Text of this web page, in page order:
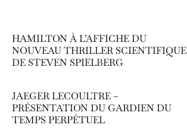
HAMILTON À L’AFFICHE DU
NOUVEAU THRILLER SCIENTIFIQUE
DE STEVEN SPIELBERG
JAEGER LECOULTRE –
PRÉSENTATION DU GARDIEN DU
TEMPS PERPÉTUEL